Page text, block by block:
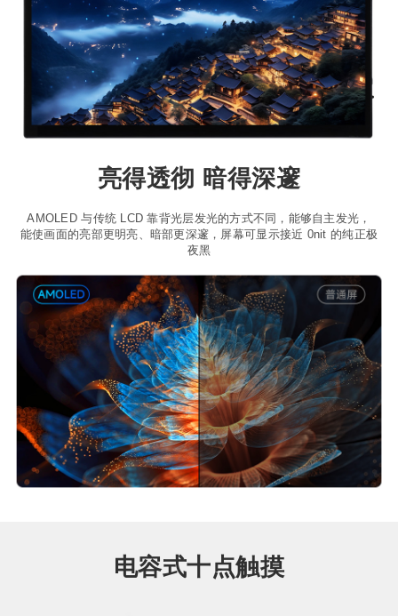
亮得透彻 暗得深邃
AMOLED 与传统 LCD 靠背光层发光的方式不同，能够自主发光，
能使画面的亮部更明亮、暗部更深邃，屏幕可显示接近 0nit 的纯正极
夜黑
电容式十点触摸